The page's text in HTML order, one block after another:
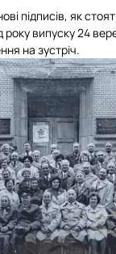
підписів, як
року випуску 24
на зустріч.